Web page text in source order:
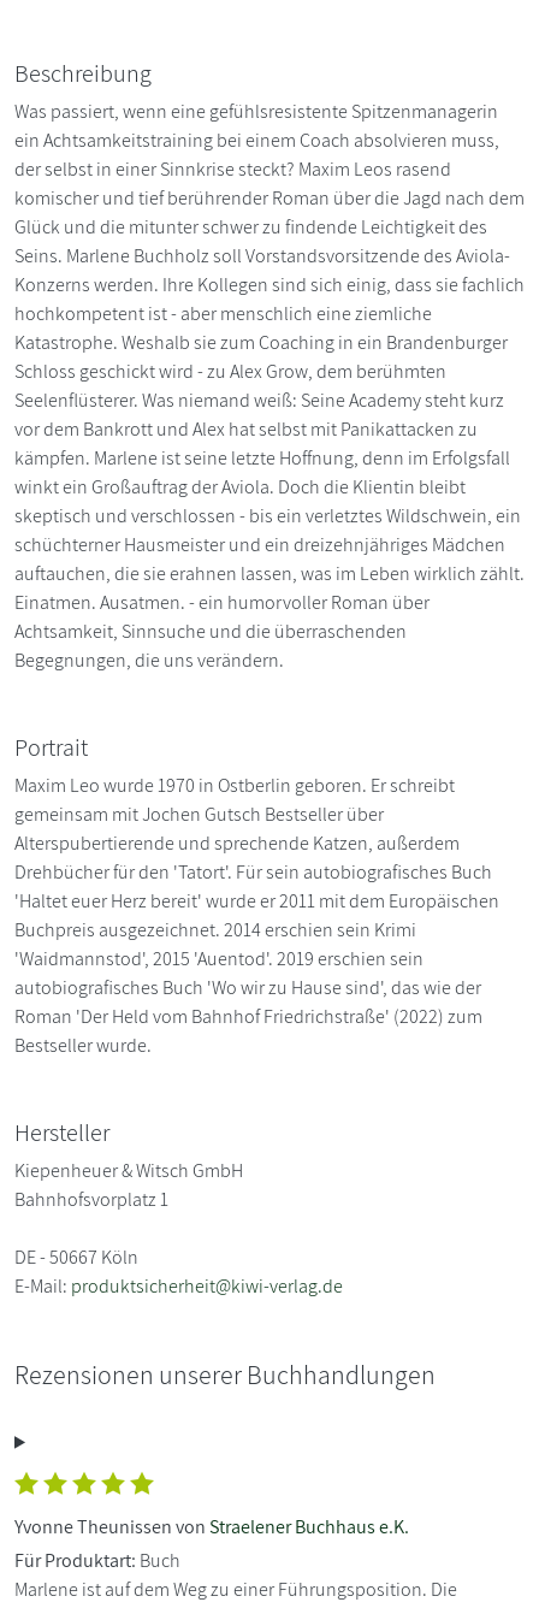
Beschreibung
Was passiert, wenn eine gefühlsresistente Spitzenmanagerin
ein Achtsamkeitstraining bei einem Coach absolvieren muss,
der selbst in einer Sinnkrise steckt? Maxim Leos rasend
komischer und tief berührender Roman über die Jagd nach dem
Glück und die mitunter schwer zu findende Leichtigkeit des
Seins. Marlene Buchholz soll Vorstandsvorsitzende des Aviola-
Konzerns werden. Ihre Kollegen sind sich einig, dass sie fachlich
hochkompetent ist - aber menschlich eine ziemliche
Katastrophe. Weshalb sie zum Coaching in ein Brandenburger
Schloss geschickt wird - zu Alex Grow, dem berühmten
Seelenflüsterer. Was niemand weiß: Seine Academy steht kurz
vor dem Bankrott und Alex hat selbst mit Panikattacken zu
kämpfen. Marlene ist seine letzte Hoffnung, denn im Erfolgsfall
winkt ein Großauftrag der Aviola. Doch die Klientin bleibt
skeptisch und verschlossen - bis ein verletztes Wildschwein, ein
schüchterner Hausmeister und ein dreizehnjähriges Mädchen
auftauchen, die sie erahnen lassen, was im Leben wirklich zählt.
Einatmen. Ausatmen. - ein humorvoller Roman über
Achtsamkeit, Sinnsuche und die überraschenden
Begegnungen, die uns verändern.
Portrait
Maxim Leo wurde 1970 in Ostberlin geboren. Er schreibt
gemeinsam mit Jochen Gutsch Bestseller über
Alterspubertierende und sprechende Katzen, außerdem
Drehbücher für den 'Tatort'. Für sein autobiografisches Buch
'Haltet euer Herz bereit' wurde er 2011 mit dem Europäischen
Buchpreis ausgezeichnet. 2014 erschien sein Krimi
'Waidmannstod', 2015 'Auentod'. 2019 erschien sein
autobiografisches Buch 'Wo wir zu Hause sind', das wie der
Roman 'Der Held vom Bahnhof Friedrichstraße' (2022) zum
Bestseller wurde.
Hersteller
Kiepenheuer & Witsch GmbH
Bahnhofsvorplatz 1
DE - 50667 Köln
E-Mail: produktsicherheit@kiwi-verlag.de
Rezensionen unserer Buchhandlungen
Yvonne Theunissen von Straelener Buchhaus e.K.
Für Produktart: Buch
Marlene ist auf dem Weg zu einer Führungsposition. Die